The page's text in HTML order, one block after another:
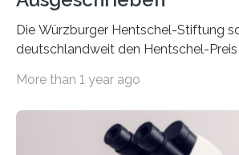
Die Würzburger Hentschel-Stiftung
deutschlandweit den Hentschel-Preis
hochrangige wissenschaftliche
Schlaganfall“ mit Sitz in Würzburg
Schlaganfallforschung, um die
More than 1 year ago